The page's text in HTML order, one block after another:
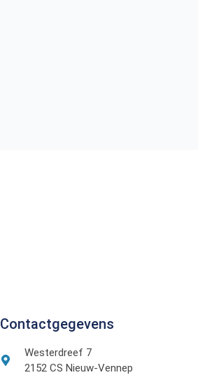
Contactgegevens
Westerdreef 7
2152 CS Nieuw-Vennep